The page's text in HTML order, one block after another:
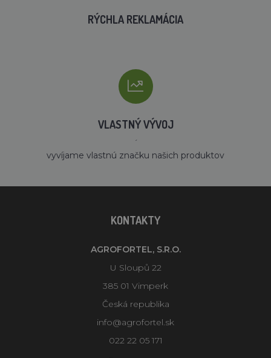
RÝCHLA REKLAMÁCIA
VLASTNÝ VÝVOJ
´
vyvíjame vlastnú značku našich produktov
KONTAKTY
AGROFORTEL, S.R.O.
U Sloupů 22
385 01 Vimperk
Česká republika
info@agrofortel.sk
022 22 05 171